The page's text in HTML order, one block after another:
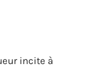
incite à